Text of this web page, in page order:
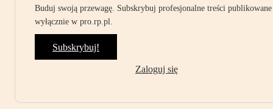
Buduj swoją przewagę. Subskrybuj profesjonalne treści publikowane
wyłącznie w pro.rp.pl.
Subskrybuj!
Zaloguj się